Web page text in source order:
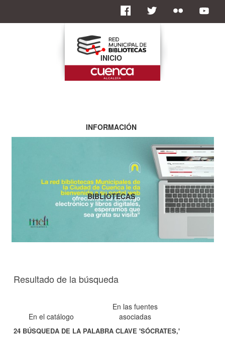
Resultado de la búsqueda
En el catálogo
En las fuentes
asociadas
24 BÚSQUEDA DE LA PALABRA CLAVE'SÓCRATES,'
INICIO
INFORMACIÓN
BIBLIOTECAS